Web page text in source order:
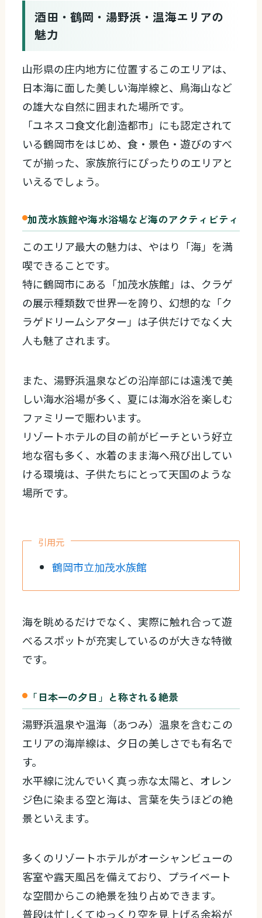
酒田・鶴岡・湯野浜・温海エリアの
魅力
山形県の庄内地方に位置するこのエリアは、
日本海に面した美しい海岸線と、鳥海山など
の雄大な自然に囲まれた場所です。
「ユネスコ食文化創造都市」にも認定されて
いる鶴岡市をはじめ、食・景色・遊びのすべ
てが揃った、家族旅行にぴったりのエリアと
いえるでしょう。
加茂水族館や海水浴場など海のアクティビティ
このエリア最大の魅力は、やはり「海」を満
喫できることです。
特に鶴岡市にある「加茂水族館」は、クラゲ
の展示種類数で世界一を誇り、幻想的な「ク
ラゲドリームシアター」は子供だけでなく大
人も魅了されます。
また、湯野浜温泉などの沿岸部には遠浅で美
しい海水浴場が多く、夏には海水浴を楽しむ
ファミリーで賑わいます。
リゾートホテルの目の前がビーチという好立
地な宿も多く、水着のまま海へ飛び出してい
ける環境は、子供たちにとって天国のような
場所です。
引用元
鶴岡市立加茂水族館
海を眺めるだけでなく、実際に触れ合って遊
べるスポットが充実しているのが大きな特徴
です。
「日本一の夕日」と称される絶景
湯野浜温泉や温海（あつみ）温泉を含むこの
エリアの海岸線は、夕日の美しさでも有名で
す。
水平線に沈んでいく真っ赤な太陽と、オレン
ジ色に染まる空と海は、言葉を失うほどの絶
景といえます。
多くのリゾートホテルがオーシャンビューの
客室や露天風呂を備えており、プライベート
な空間からこの絶景を独り占めできます。
普段は忙しくてゆっくり空を見上げる余裕が